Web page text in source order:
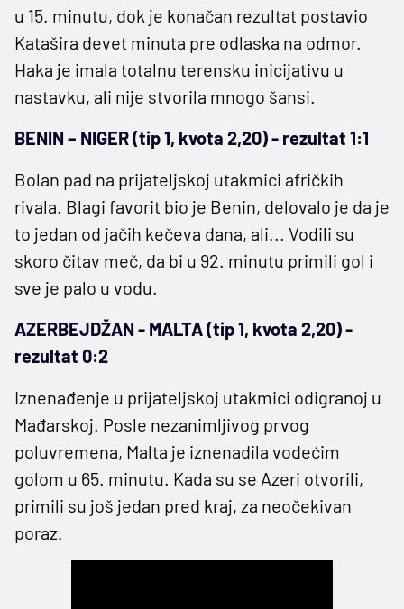
u 15. minutu, dok je konačan rezultat postavio
Katašira devet minuta pre odlaska na odmor.
Haka je imala totalnu terensku inicijativu u
nastavku, ali nije stvorila mnogo šansi.
BENIN – NIGER (tip 1, kvota 2,20) - rezultat 1:1
Bolan pad na prijateljskoj utakmici afričkih
rivala. Blagi favorit bio je Benin, delovalo je da je
to jedan od jačih kečeva dana, ali... Vodili su
skoro čitav meč, da bi u 92. minutu primili gol i
sve je palo u vodu.
AZERBEJDŽAN - MALTA (tip 1, kvota 2,20) -
rezultat 0:2
Iznenađenje u prijateljskoj utakmici odigranoj u
Mađarskoj. Posle nezanimljivog prvog
poluvremena, Malta je iznenadila vodećim
golom u 65. minutu. Kada su se Azeri otvorili,
primili su još jedan pred kraj, za neočekivan
poraz.